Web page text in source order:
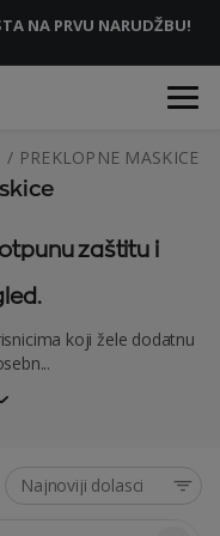
NA PRVU NARUDŽBU!
PREKLOPNE MASKICE
zaštitu i
koji žele dodatnu
Najnoviji dolasci